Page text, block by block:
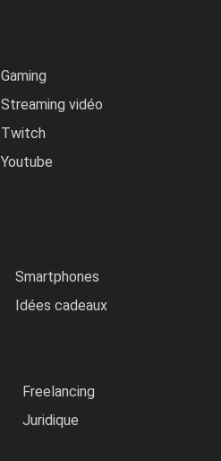
Gaming
Streaming vidéo
Twitch
Youtube
Smartphones
Idées cadeaux
Freelancing
Juridique